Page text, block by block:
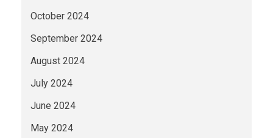
October 2024
September 2024
August 2024
July 2024
June 2024
May 2024